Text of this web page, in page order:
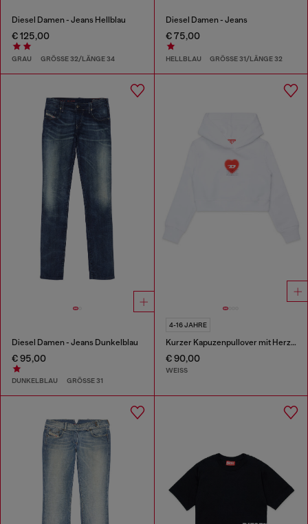
Diesel Damen - Jeans Hellblau
€ 125,00
GRAU GRÖSSE 32/LÄNGE 34
Diesel Damen - Jeans
€ 75,00
HELLBLAU GRÖSSE 31/LÄNGE 32
Diesel Damen - Jeans Dunkelblau
€ 95,00
DUNKELBLAU GRÖSSE 31
4-16 JAHRE
Kurzer Kapuzenpullover mit Herz-Logo
€ 90,00
WEISS